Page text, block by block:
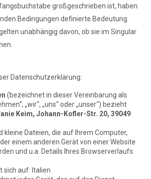
großgeschrieben ist, haben
Bedingungen definierte Bedeutung.
unabhängig davon, ob sie im Singular
Datenschutzerklärung:
(bezeichnet in dieser Vereinbarung als
„wir“, „uns“ oder „unser“) bezieht
Keim, Johann-Kofler-Str. 20, 39049
kleine Dateien, die auf Ihrem Computer,
einem anderen Gerät von einer Website
und u.a. Details Ihres Browserverlaufs
sich auf: Italien